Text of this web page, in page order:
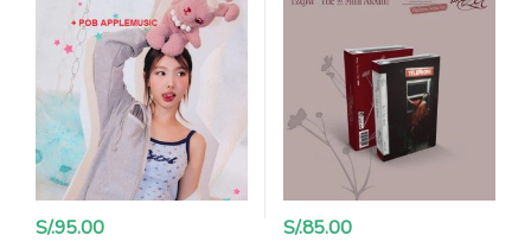
S/.95.00 S/.85.00